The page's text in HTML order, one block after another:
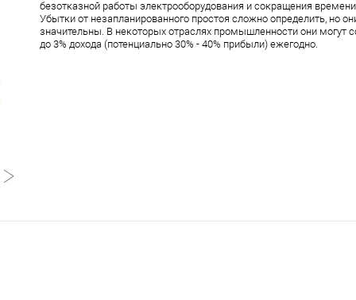
безотказной работы электрооборудования и сокращения времени
Убытки от незапланированного простоя сложно определить, но
значительны. В некоторых отраслях промышленности они могут
до 3% дохода (потенциально 30% - 40% прибыли) ежегодно.